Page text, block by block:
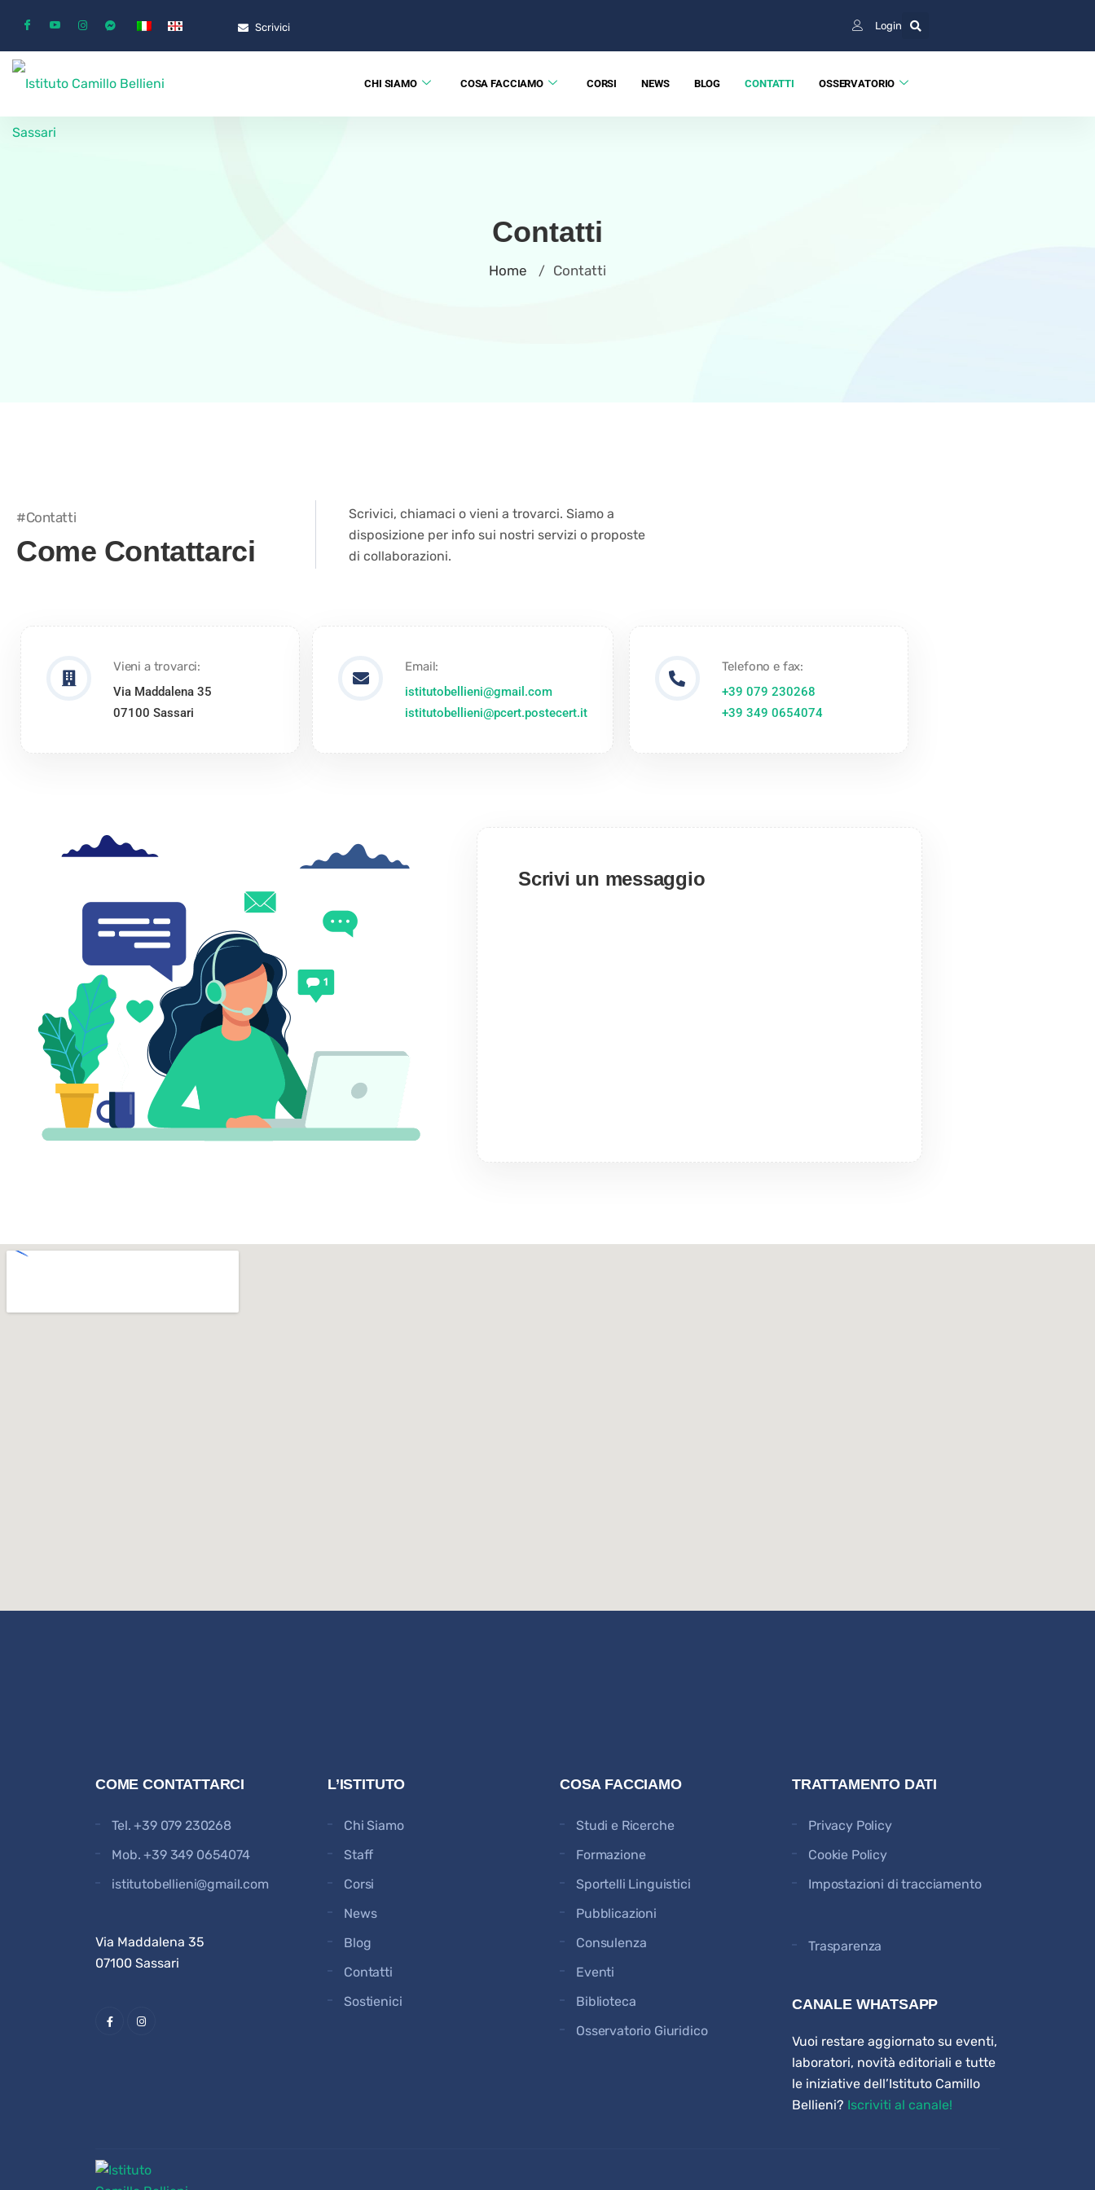
Scrivici Login
CHI SIAMO COSA FACCIAMO CORSI NEWS BLOG CONTATTI OSSERVATORIO
Contatti
Home / Contatti
#Contatti
Come Contattarci
Scrivici, chiamaci o vieni a trovarci. Siamo a
disposizione per info sui nostri servizi o proposte
di collaborazioni.
Vieni a trovarci:
Via Maddalena 35
07100 Sassari
Email:
istitutobellieni@gmail.com
istitutobellieni@pcert.postecert.it
Telefono e fax:
+39 079 230268
+39 349 0654074
Scrivi un messaggio
COME CONTATTARCI
Tel.+39 079 230268
Mob.+39 349 0654074
istitutobellieni@gmail.com
Via Maddalena 35
07100 Sassari
L’ISTITUTO
Chi Siamo
Staff
Corsi
News
Blog
Contatti
Sostienici
COSA FACCIAMO
Studi e Ricerche
Formazione
Sportelli Linguistici
Pubblicazioni
Consulenza
Eventi
Biblioteca
Osservatorio Giuridico
TRATTAMENTO DATI
Privacy Policy
Cookie Policy
Impostazioni di tracciamento
Trasparenza
CANALE WHATSAPP
Vuoi restare aggiornato su eventi,
laboratori, novità editoriali e tutte
le iniziative dell’Istituto Camillo
Bellieni? Iscriviti al canale!